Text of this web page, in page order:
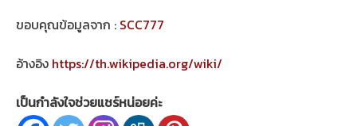
ขอบคุณข้อมูลจาก : SCC777
อ้างอิง https://th.wikipedia.org/wiki/
เป็นกำลังใจช่วยแชร์หน่อยค่ะ